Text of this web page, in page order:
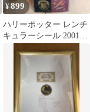
¥899
ハリーポッター レンチ
キュラーシール 2001年